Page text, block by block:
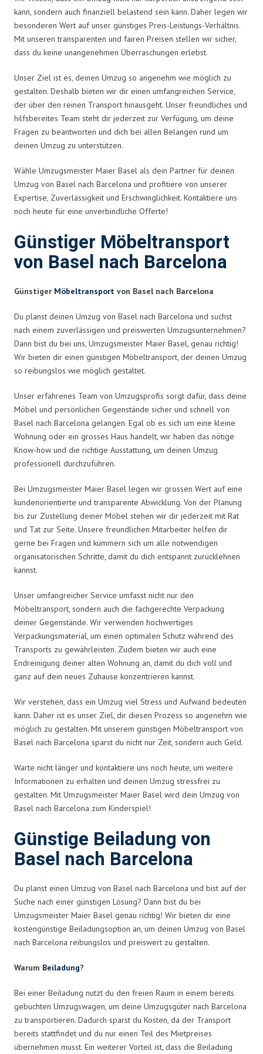
kann, sondern auch finanziell belastend sein kann. Daher legen wir
besonderen Wert auf unser günstiges Preis-Leistungs-Verhältnis.
Mit unseren transparenten und fairen Preisen stellen wir sicher,
dass du keine unangenehmen Überraschungen erlebst.
Unser Ziel ist es, deinen Umzug so angenehm wie möglich zu
gestalten. Deshalb bieten wir dir einen umfangreichen Service,
der über den reinen Transport hinausgeht. Unser freundliches und
hilfsbereites Team steht dir jederzeit zur Verfügung, um deine
Fragen zu beantworten und dich bei allen Belangen rund um
deinen Umzug zu unterstützen.
Wähle Umzugsmeister Maier Basel als dein Partner für deinen
Umzug von Basel nach Barcelona und profitiere von unserer
Expertise, Zuverlässigkeit und Erschwinglichkeit. Kontaktiere uns
noch heute für eine unverbindliche Offerte!
Günstiger Möbeltransport
von Basel nach Barcelona
Günstiger Möbeltransport von Basel nach Barcelona
Du planst deinen Umzug von Basel nach Barcelona und suchst
nach einem zuverlässigen und preiswerten Umzugsunternehmen?
Dann bist du bei uns, Umzugsmeister Maier Basel, genau richtig!
Wir bieten dir einen günstigen Möbeltransport, der deinen Umzug
so reibungslos wie möglich gestaltet.
Unser erfahrenes Team von Umzugsprofis sorgt dafür, dass deine
Möbel und persönlichen Gegenstände sicher und schnell von
Basel nach Barcelona gelangen. Egal ob es sich um eine kleine
Wohnung oder ein grosses Haus handelt, wir haben das nötige
Know-how und die richtige Ausstattung, um deinen Umzug
professionell durchzuführen.
Bei Umzugsmeister Maier Basel legen wir grossen Wert auf eine
kundenorientierte und transparente Abwicklung. Von der Planung
bis zur Zustellung deiner Möbel stehen wir dir jederzeit mit Rat
und Tat zur Seite. Unsere freundlichen Mitarbeiter helfen dir
gerne bei Fragen und kümmern sich um alle notwendigen
organisatorischen Schritte, damit du dich entspannt zurücklehnen
kannst.
Unser umfangreicher Service umfasst nicht nur den
Möbeltransport, sondern auch die fachgerechte Verpackung
deiner Gegenstände. Wir verwenden hochwertiges
Verpackungsmaterial, um einen optimalen Schutz während des
Transports zu gewährleisten. Zudem bieten wir auch eine
Endreinigung deiner alten Wohnung an, damit du dich voll und
ganz auf dein neues Zuhause konzentrieren kannst.
Wir verstehen, dass ein Umzug viel Stress und Aufwand bedeuten
kann. Daher ist es unser Ziel, dir diesen Prozess so angenehm wie
möglich zu gestalten. Mit unserem günstigen Möbeltransport von
Basel nach Barcelona sparst du nicht nur Zeit, sondern auch Geld.
Warte nicht länger und kontaktiere uns noch heute, um weitere
Informationen zu erhalten und deinen Umzug stressfrei zu
gestalten. Mit Umzugsmeister Maier Basel wird dein Umzug von
Basel nach Barcelona zum Kinderspiel!
Günstige Beiladung von
Basel nach Barcelona
Du planst einen Umzug von Basel nach Barcelona und bist auf der
Suche nach einer günstigen Lösung? Dann bist du bei
Umzugsmeister Maier Basel genau richtig! Wir bieten dir eine
kostengünstige Beiladungsoption an, um deinen Umzug von Basel
nach Barcelona reibungslos und preiswert zu gestalten.
Warum Beiladung?
Bei einer Beiladung nutzt du den freien Raum in einem bereits
gebuchten Umzugswagen, um deine Umzugsgüter nach Barcelona
zu transportieren. Dadurch sparst du Kosten, da der Transport
bereits stattfindet und du nur einen Teil des Mietpreises
übernehmen musst. Ein weiterer Vorteil ist, dass die Beiladung